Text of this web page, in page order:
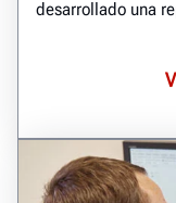
desarrollado una